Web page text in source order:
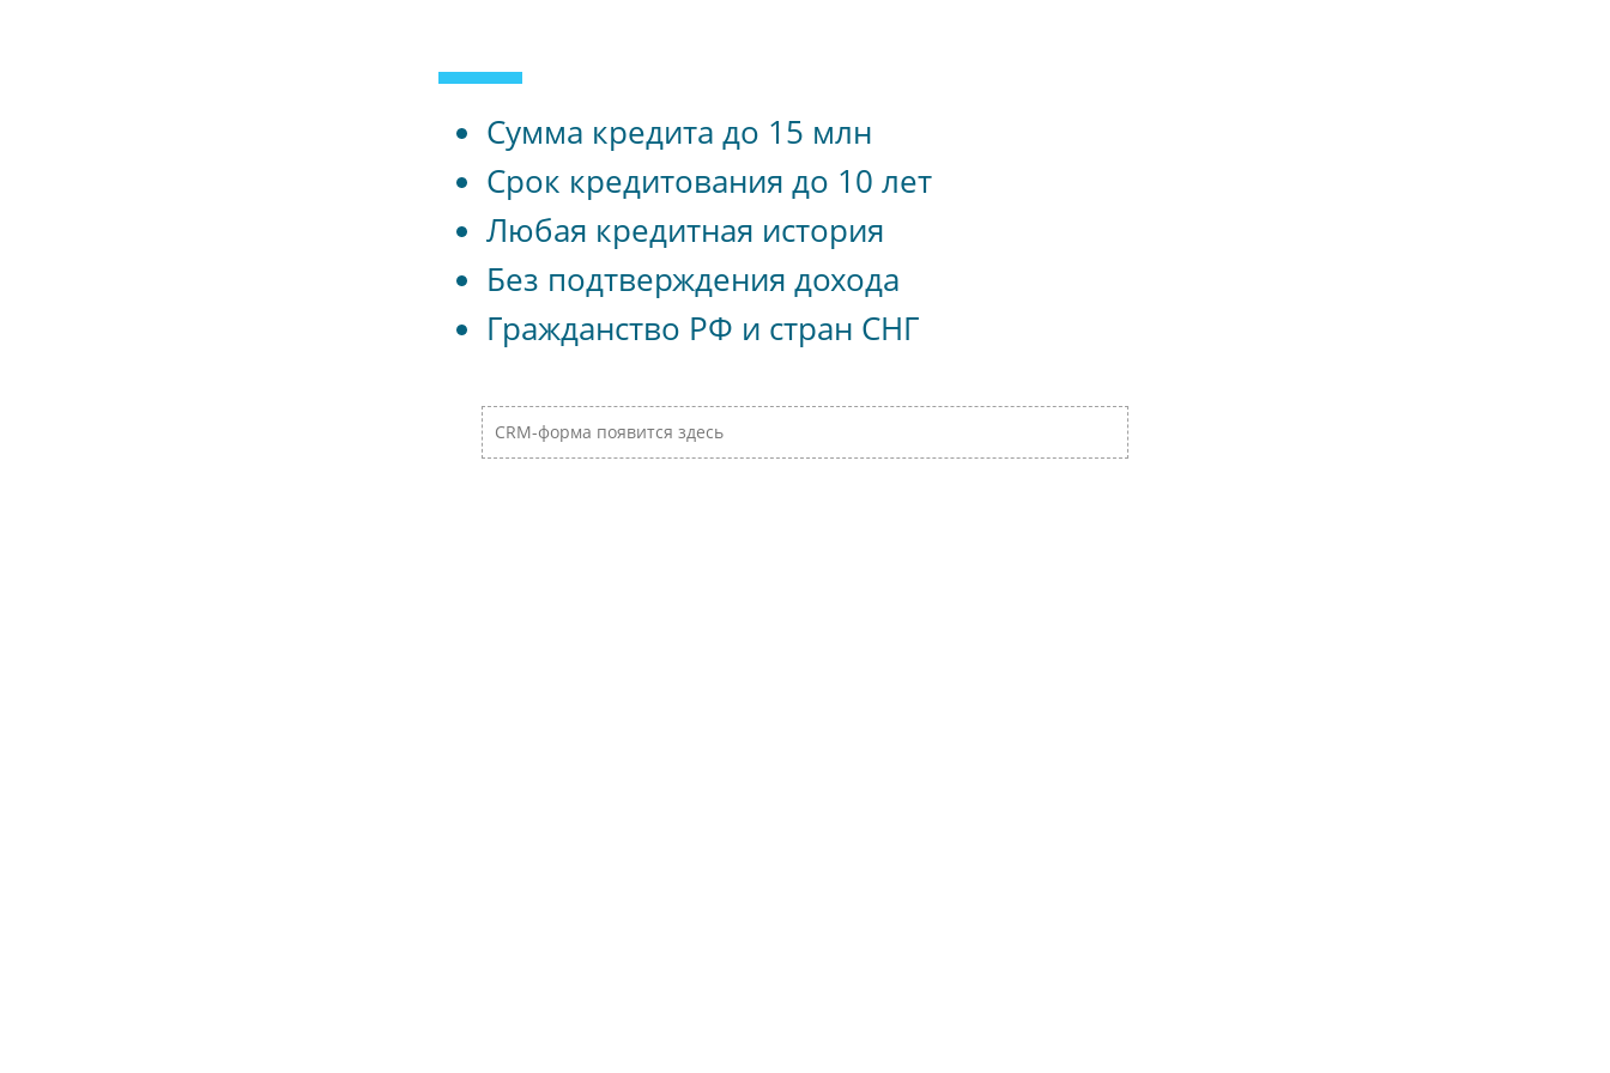
Сумма кредита до 15 млн
Срок кредитования до 10 лет
Любая кредитная история
Без подтверждения дохода
Гражданство РФ и стран СНГ
CRM-форма появится здесь